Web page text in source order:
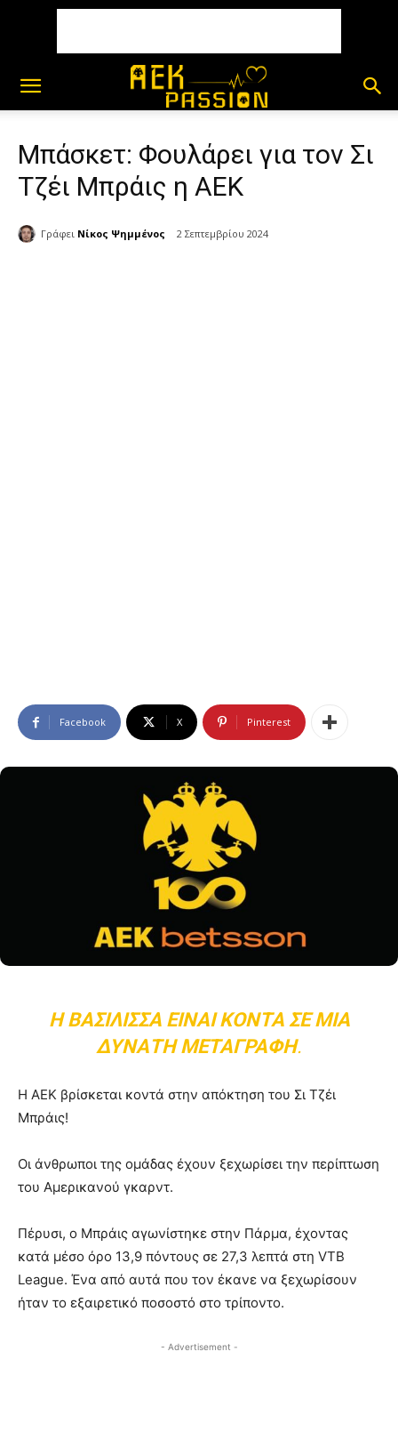
Μπάσκετ: Φουλάρει για τον Σι
Τζέι Μπράις η ΑΕΚ
Γράφει Νίκος Ψημμένος 2 Σεπτεμβρίου 2024
Facebook X Pinterest
Η ΒΑΣΊΛΙΣΣΑ ΕΊΝΑΙ ΚΟΝΤΆ ΣΕ ΜΙΑ
ΔΥΝΑΤΉ ΜΕΤΑΓΡΑΦΉ.
Η ΑΕΚ βρίσκεται κοντά στην απόκτηση του Σι Τζέι
Μπράις!
Οι άνθρωποι της ομάδας έχουν ξεχωρίσει την περίπτωση
του Αμερικανού γκαρντ.
Πέρυσι, ο Μπράις αγωνίστηκε στην Πάρμα, έχοντας
κατά μέσο όρο 13,9 πόντους σε 27,3 λεπτά στη VTB
League. Ένα από αυτά που τον έκανε να ξεχωρίσουν
ήταν το εξαιρετικό ποσοστό στο τρίποντο.
- Advertisement -